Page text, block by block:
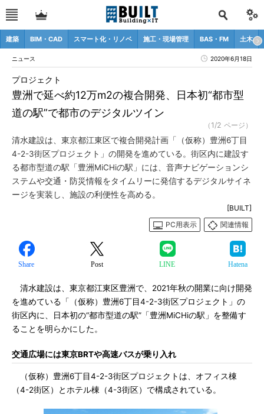
建築 BIM・CAD スマート化・リノベ 施工・現場管理 BAS・FM 土木
ニュース 2020年6月18日
豊洲で延べ約12万m2の複合開発、日本初“都市型
道の駅”で都市のデジタルツイン
プロジェクト
（1/2 ページ）
清水建設は、東京都江東区で複合開発計画「（仮称）豊洲6丁目
4-2-3街区プロジェクト」の開発を進めている。街区内に建設す
る都市型道の駅「豊洲MiCHiの駅」には、音声ナビゲーションシ
ステムや交通・防災情報をタイムリーに発信するデジタルサイネ
ージを実装し、施設の利便性を高める。
[BUILT]
PC用表示
関連情報
Share Post LINE Hatena
清水建設は、東京都江東区豊洲で、2021年秋の開業に向け開発
を進めている「（仮称）豊洲6丁目4-2-3街区プロジェクト」の
街区内に、日本初の“都市型道の駅”「豊洲MiCHiの駅」を整備す
ることを明らかにした。
交通広場には東京BRTや高速バスが乗り入れ
（仮称）豊洲6丁目4-2-3街区プロジェクトは、オフィス棟
（4-2街区）とホテル棟（4-3街区）で構成されている。